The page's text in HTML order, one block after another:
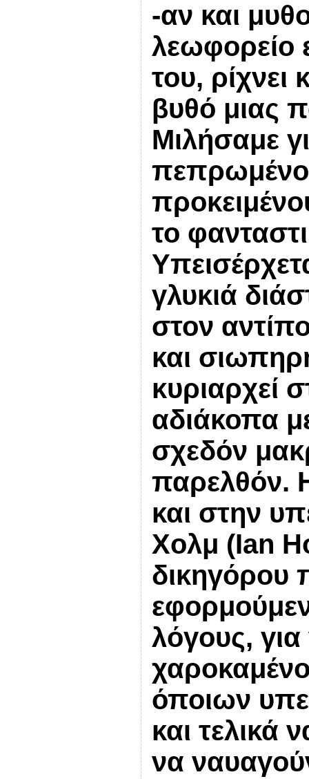
-αν και
λεωφορείο
του, ρίχνει
βυθό μιας
Μιλήσαμε
το
γλυκιά
στον
και
κυριαρχεί
αδιάκοπα
σχεδόν
παρελθόν.
και στην
Χολμ (Ian
δικηγόρου
λόγους,
όποιων
και τελικά
να